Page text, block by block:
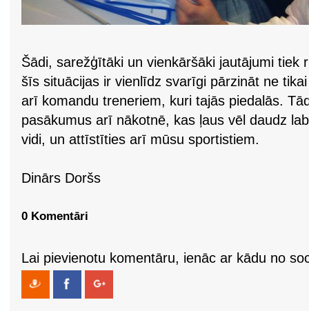
Šādi, sarežģītāki un vienkāršāki jautājumi tiek
šīs situācijas ir vienlīdz svarīgi pārzināt ne
arī komandu treneriem, kuri tajās piedalās.
pasākumus arī nākotnē, kas ļaus vēl daudz
vidi, un attīstīties arī mūsu sportistiem.
Dinārs Doršs
0 Komentāri
Lai pievienotu komentāru, ienāc ar kādu no